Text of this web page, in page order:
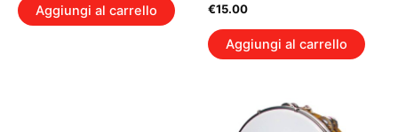
Aggiungi al carrello €15.00
Aggiungi al carrello